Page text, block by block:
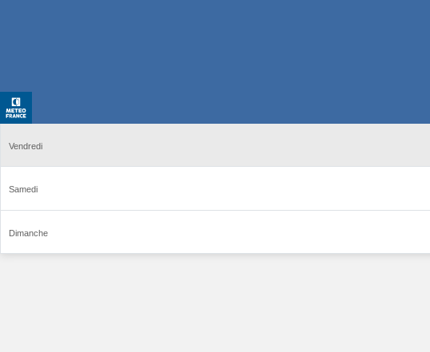
Vendredi
Samedi
Dimanche